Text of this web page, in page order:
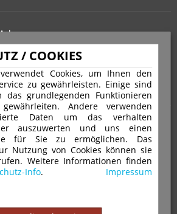
/ COOKIES
Cookies, um Ihnen den
zu gewährleisten. Einige sind
das grundlegenden Funktionieren
Andere verwenden
Daten um das verhalten
auszuwerten und uns einen
für Sie zu ermöglichen. Das
Nutzung von Cookies können sie
Weitere Informationen finden
Info.
Impressum
812 08
Über uns
WIDERRUFEN
IMPRESSUM
WIDERRUFSRECHT
AGB